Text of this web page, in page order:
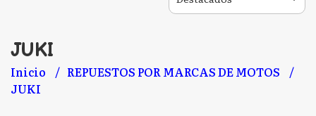
JUKI
Inicio
REPUESTOS POR MARCAS DE MOTOS
JUKI